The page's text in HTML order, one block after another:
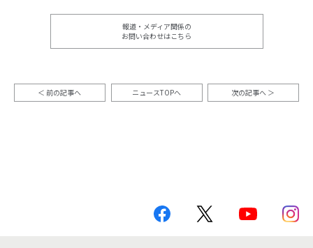
報道・メディア関係の
お問い合わせはこちら
前の記事へ ニュースTOPへ 次の記事へ